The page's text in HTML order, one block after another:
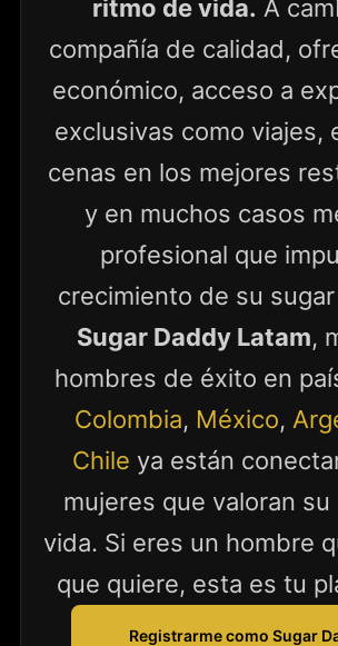
ritmo de vida. A
compañía de calidad,
económico, acceso a
exclusivas como viajes,
cenas en los mejores
y en muchos casos
profesional que
crecimiento de su
Sugar Daddy Latam,
hombres de éxito en
Colombia, México,
Chile ya están
mujeres que valoran
vida. Si eres un hombre
que quiere, esta es tu
Registrarme como Sugar